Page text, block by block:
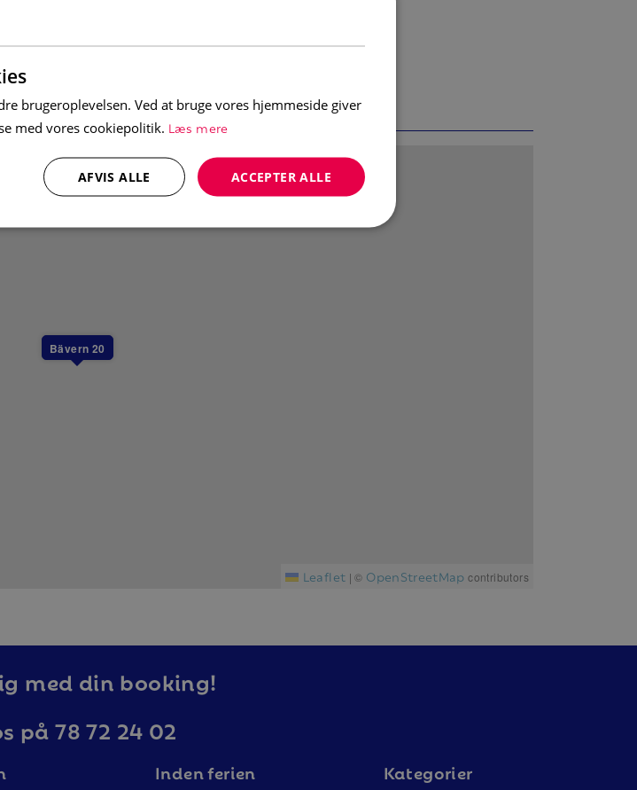
(täcke och
till boendet
Bävern 20
Leaflet | © OpenStreetMap contributors
med din booking!
på 78 72 24 02
Inden ferien Kategorier
brugeroplevelsen. Ved at bruge vores hjemmeside giver
med vores cookiepolitik. Læs mere
ACCEPTER ALLE
AFVIS ALLE